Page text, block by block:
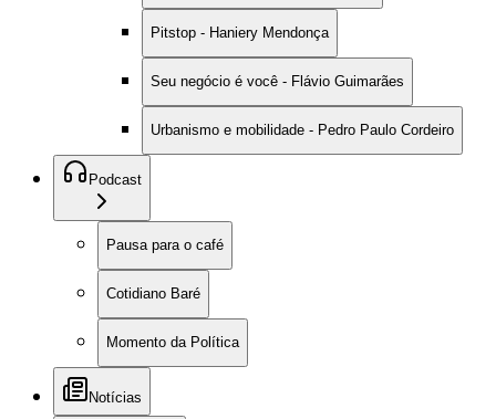
Pitstop - Haniery Mendonça
Seu negócio é você - Flávio Guimarães
Urbanismo e mobilidade - Pedro Paulo Cordeiro
Podcast
Pausa para o café
Cotidiano Baré
Momento da Política
Notícias